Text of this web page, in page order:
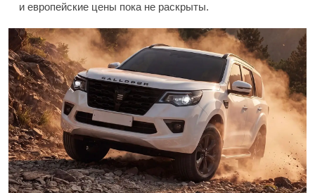
и европейские цены пока не раскрыты.